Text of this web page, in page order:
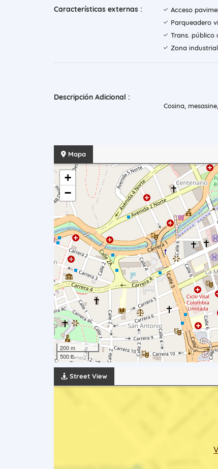
Características externas : Acceso
Parqueadero
Trans. público
Zona industrial
Descripción Adicional :
Cosina,
Mapa
+
−
200 m
500 ft
Street View